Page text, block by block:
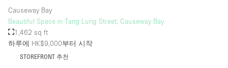
Causeway Bay
Beautiful Space in Tang Lung Street, Causeway Bay
1,462 sq ft
하루에 HK$9,000부터 시작
STOREFRONT 추천